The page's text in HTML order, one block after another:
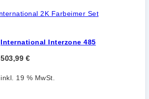
International Interzone 485
503,99 €
inkl. 19 % MwSt.